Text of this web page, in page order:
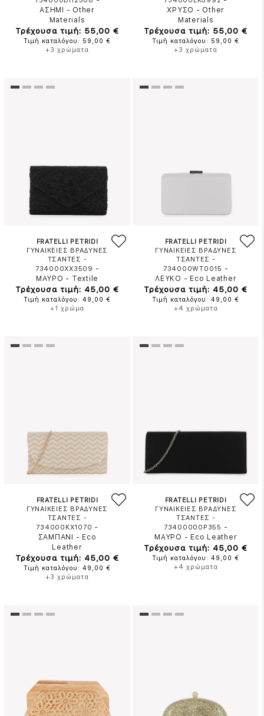
ΑΣΗΜΙ
- Other
Materials
Τρέχουσα τιμή: 55,00 €
Τιμή καταλόγου: 59,00 €
+3 χρώματα
ΧΡΥΣΟ - Other
Materials
Τρέχουσα τιμή: 55,00 €
Τιμή καταλόγου: 59,00 €
+3 χρώματα
FRATELLI PETRIDI
ΓΥΝΑΙΚΕΙΕΣ ΒΡΑΔΥΝΕΣ
ΤΣΑΝΤΕΣ -
734000XX3509 -
ΜΑΥΡΟ - Textile
Τρέχουσα τιμή: 45,00 €
Τιμή καταλόγου: 49,00 €
+1 χρώμα
FRATELLI PETRIDI
ΓΥΝΑΙΚΕΙΕΣ ΒΡΑΔΥΝΕΣ
ΤΣΑΝΤΕΣ -
734000WT0015 -
ΛΕΥΚΟ - Eco Leather
Τρέχουσα τιμή: 45,00 €
Τιμή καταλόγου: 49,00 €
+4 χρώματα
FRATELLI PETRIDI
ΓΥΝΑΙΚΕΙΕΣ ΒΡΑΔΥΝΕΣ
ΤΣΑΝΤΕΣ -
734000KX1070 -
ΣΑΜΠΑΝΙ
- Eco
Leather
Τρέχουσα τιμή: 45,00 €
Τιμή καταλόγου: 49,00 €
+3 χρώματα
FRATELLI PETRIDI
ΓΥΝΑΙΚΕΙΕΣ ΒΡΑΔΥΝΕΣ
ΤΣΑΝΤΕΣ -
73400000P355 -
ΜΑΥΡΟ - Eco Leather
Τρέχουσα τιμή: 45,00 €
Τιμή καταλόγου: 49,00 €
+4 χρώματα